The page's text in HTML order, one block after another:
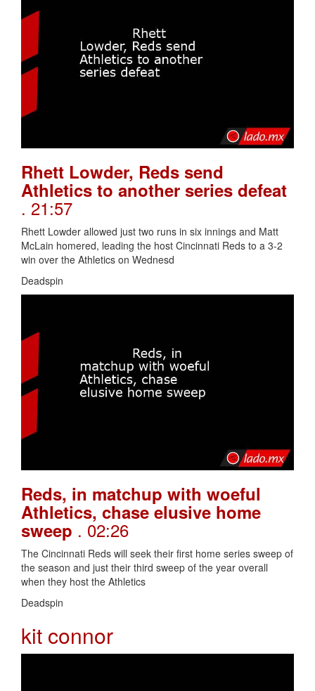
Rhett Lowder, Reds send
Athletics to another series defeat
. 21:57
Rhett Lowder allowed just two runs in six innings and Matt
McLain homered, leading the host Cincinnati Reds to a 3-2
win over the Athletics on Wednesd
Deadspin
Reds, in matchup with woeful
Athletics, chase elusive home
sweep . 02:26
The Cincinnati Reds will seek their first home series sweep of
the season and just their third sweep of the year overall
when they host the Athletics
Deadspin
kit connor